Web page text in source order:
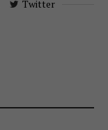
Twitter